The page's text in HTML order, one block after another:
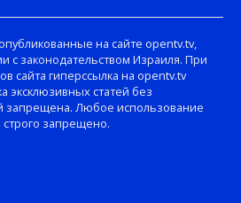
на сайте opentv.tv,
с законодательством Израиля. При
сайта гиперссылка на opentv.tv
эксклюзивных статей без
запрещена. Любое использование
строго запрещено.